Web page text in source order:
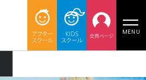
MENU